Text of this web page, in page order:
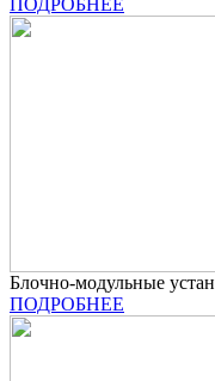
ПОДРОБНЕЕ
Блочно-модульные
ПОДРОБНЕЕ